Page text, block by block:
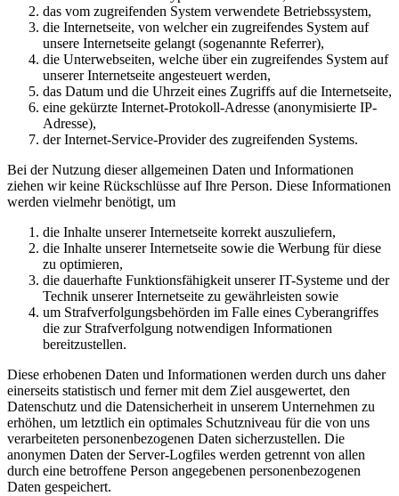
das vom zugreifenden System verwendete Betriebssystem,
die Internetseite, von welcher ein zugreifendes System auf
unsere Internetseite gelangt (sogenannte Referrer),
die Unterwebseiten, welche über ein zugreifendes System auf
unserer Internetseite angesteuert werden,
das Datum und die Uhrzeit eines Zugriffs auf die Internetseite,
eine gekürzte Internet-Protokoll-Adresse (anonymisierte IP-
Adresse),
der Internet-Service-Provider des zugreifenden Systems.
Bei der Nutzung dieser allgemeinen Daten und Informationen
ziehen wir keine Rückschlüsse auf Ihre Person. Diese Informationen
werden vielmehr benötigt, um
die Inhalte unserer Internetseite korrekt auszuliefern,
die Inhalte unserer Internetseite sowie die Werbung für diese
zu optimieren,
die dauerhafte Funktionsfähigkeit unserer IT-Systeme und der
Technik unserer Internetseite zu gewährleisten sowie
um Strafverfolgungsbehörden im Falle eines Cyberangriffes
die zur Strafverfolgung notwendigen Informationen
bereitzustellen.
Diese erhobenen Daten und Informationen werden durch uns daher
einerseits statistisch und ferner mit dem Ziel ausgewertet, den
Datenschutz und die Datensicherheit in unserem Unternehmen zu
erhöhen, um letztlich ein optimales Schutzniveau für die von uns
verarbeiteten personenbezogenen Daten sicherzustellen. Die
anonymen Daten der Server-Logfiles werden getrennt von allen
durch eine betroffene Person angegebenen personenbezogenen
Daten gespeichert.